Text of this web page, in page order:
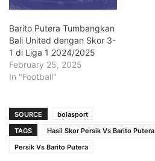
Barito Putera Tumbangkan
Bali United dengan Skor 3-
1 di Liga 1 2024/2025
February 25, 2025
In "Football"
SOURCE
bolasport
TAGS
Hasil Skor Persik Vs Barito Putera
Persik Vs Barito Putera